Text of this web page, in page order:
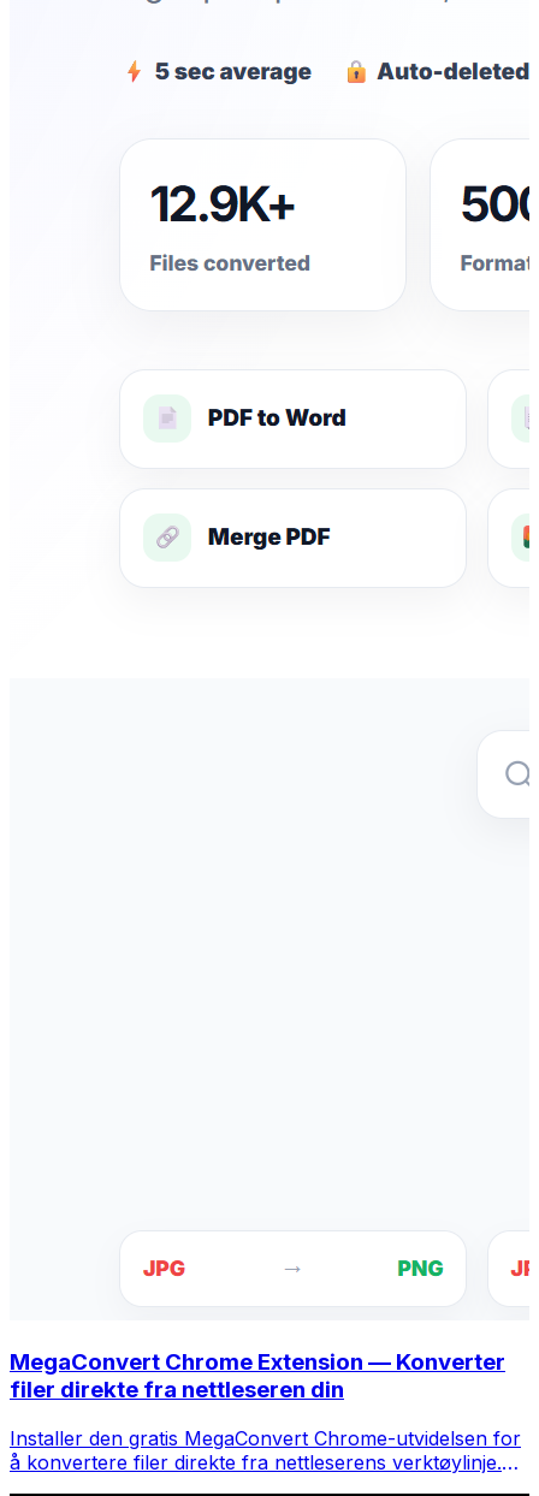
MegaConvert Chrome Extension — Konverter
filer direkte fra nettleseren din
Installer den gratis MegaConvert Chrome-utvidelsen for
å konvertere filer direkte fra nettleserens verktøylinje.